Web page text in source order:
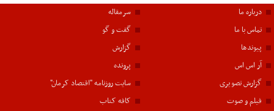
درباره ما
تماس با ما
پیوندها
آر اس اس
سرمقاله
گفت و گو
گزارش
پرونده
گزارش تصویری
فیلم و صوت
سایت روزنامه "اقتصاد کرمان"
کافه کتاب